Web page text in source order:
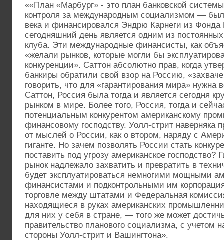
««План «Марбург» - это план банковской
контроля за международным социализмом — был
века и финансировался Эндрю Карнеги из Фонда
сегодняшний день является одним из
клуба. Эти международные финансисты, как
«желали рынков, которые могли бы
конкуренции». Саттон абсолютно прав, когда
банкиры обратили свой взор на Россию,
говорить, что для «гарантирования мира» нужна
Саттон, Россия была тогда и является сегодня
рынком в мире. Более того, Россия, тогда и
потенциальным конкурентом американскому
финансовому господству. Уолл-стрит наверняка
от мыслей о России, как о втором, наряду с
гиганте. Но зачем позволять России стать
поставить под угрозу американское господство?
рынок надлежало захватить и превратить в
будет эксплуатироваться немногими мощными
финансистами и подконтрольными им
торговле между штатами и Федеральная
находящиеся в руках американских
для них у себя в стране, — того же может
правительство планового социализма, с учетом
стороны Уолл-стрит и Вашингтона».